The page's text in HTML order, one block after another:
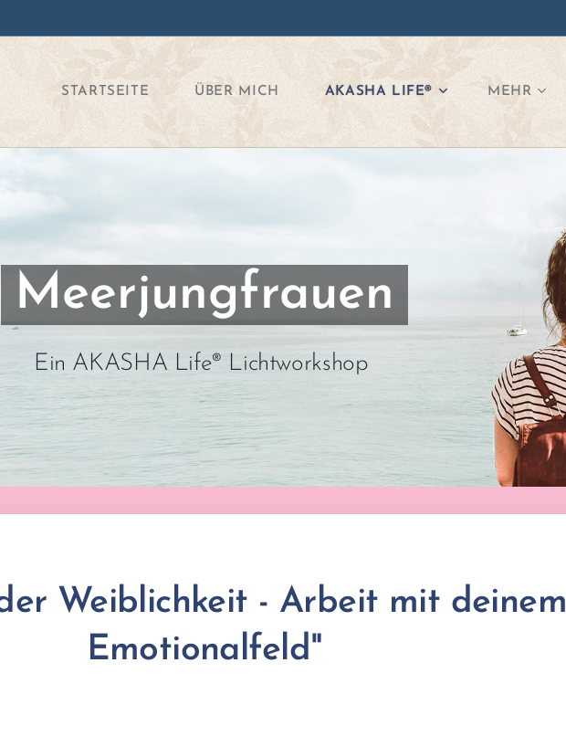
STARTSEITE ÜBER MICH AKASHA LIFE® MEHR
Meerjungfrauen
Ein AKASHA Life® Lichtworkshop
Weiblichkeit - Arbeit mit deinem
Emotionalfeld"